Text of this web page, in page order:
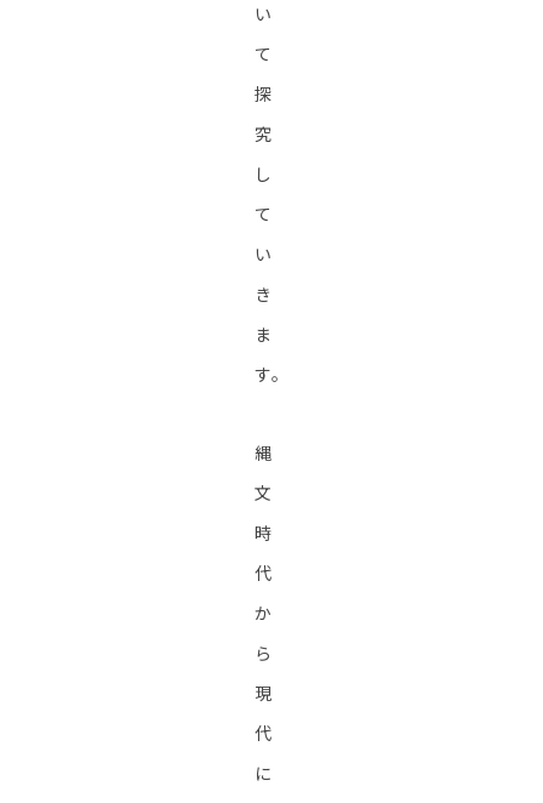
い
て
探
究
し
て
い
き
ま
す。
縄
文
時
代
か
ら
現
代
に